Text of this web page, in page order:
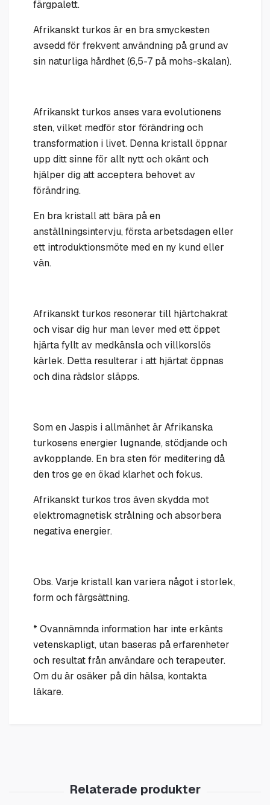
färgpalett.
Afrikanskt turkos är en bra smyckesten
avsedd för frekvent användning på grund av
sin naturliga hårdhet (6,5-7 på mohs-skalan).
Afrikanskt turkos anses vara evolutionens
sten, vilket medför stor förändring och
transformation i livet. Denna kristall öppnar
upp ditt sinne för allt nytt och okänt och
hjälper dig att acceptera behovet av
förändring.
En bra kristall att bära på en
anställningsintervju, första arbetsdagen eller
ett introduktionsmöte med en ny kund eller
vän.
Afrikanskt turkos resonerar till hjärtchakrat
och visar dig hur man lever med ett öppet
hjärta fyllt av medkänsla och villkorslös
kärlek. Detta resulterar i att hjärtat öppnas
och dina rädslor släpps.
Som en Jaspis i allmänhet är Afrikanska
turkosens energier lugnande, stödjande och
avkopplande. En bra sten för meditering då
den tros ge en ökad klarhet och fokus.
Afrikanskt turkos tros även skydda mot
elektromagnetisk strålning och absorbera
negativa energier.
Obs. Varje kristall kan variera något i storlek,
form och färgsättning.
* Ovannämnda information har inte erkänts
vetenskapligt, utan baseras på erfarenheter
och resultat från användare och terapeuter.
Om du är osäker på din hälsa, kontakta
läkare.